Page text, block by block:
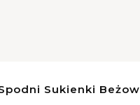
Sukienki